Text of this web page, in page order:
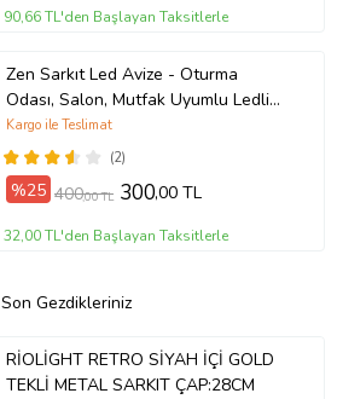
90,66 TL'den Başlayan Taksitlerle
Zen Sarkıt Led Avize - Oturma
Odası, Salon, Mutfak Uyumlu Ledli
Avize (Gold)
(2)
Kargo ile Teslimat
%25 400,00 TL 300,00 TL
32,00 TL'den Başlayan Taksitlerle
Son Gezdikleriniz
RİOLİGHT RETRO SİYAH İÇİ GOLD
TEKLİ METAL SARKIT ÇAP:28CM